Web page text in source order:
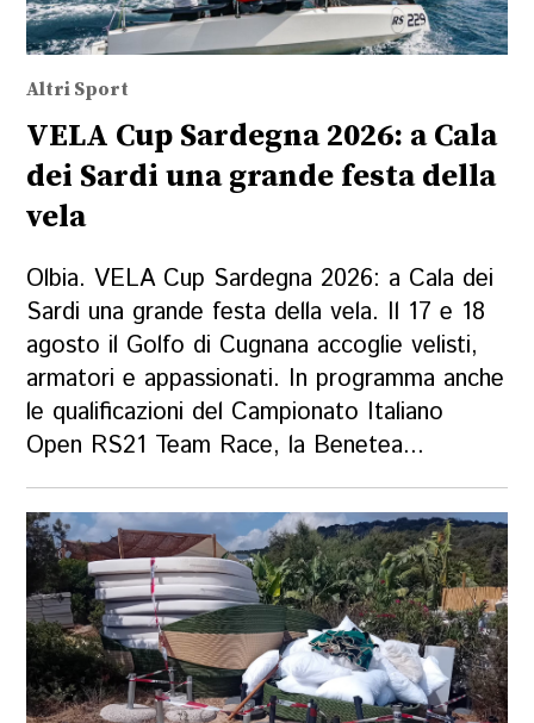
Altri Sport
VELA Cup Sardegna 2026: a Cala
dei Sardi una grande festa della
vela
Olbia. VELA Cup Sardegna 2026: a Cala dei
Sardi una grande festa della vela. Il 17 e 18
agosto il Golfo di Cugnana accoglie velisti,
armatori e appassionati. In programma anche
le qualificazioni del Campionato Italiano
Open RS21 Team Race, la Benetea...